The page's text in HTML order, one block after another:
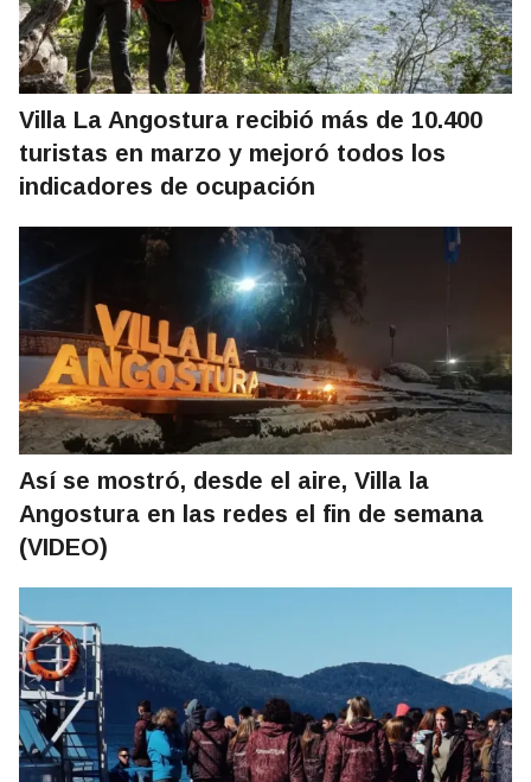
Villa La Angostura recibió más de 10.400
turistas en marzo y mejoró todos los
indicadores de ocupación
Así se mostró, desde el aire, Villa la
Angostura en las redes el fin de semana
(VIDEO)